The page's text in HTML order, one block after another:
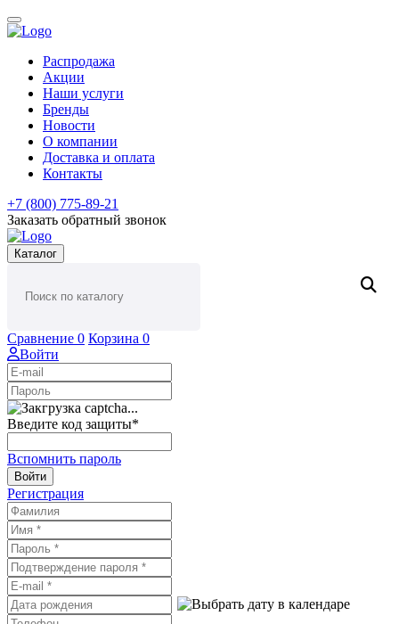
Распродажа
Акции
Наши услуги
Бренды
Новости
О компании
Доставка и оплата
Контакты
+7 (800) 775-89-21
Заказать обратный звонок
Каталог
Сравнение 0 Корзина 0
Войти
Введите код защиты*
Вспомнить пароль
Войти
Регистрация